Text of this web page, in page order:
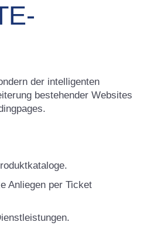
der intelligenten
bestehender Websites
Anliegen per Ticket